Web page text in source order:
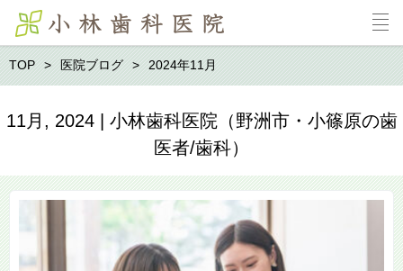
TOP 医院ブログ 2024年11月
11月, 2024 | 小林歯科医院（野洲市・小篠原の歯
医者/歯科）